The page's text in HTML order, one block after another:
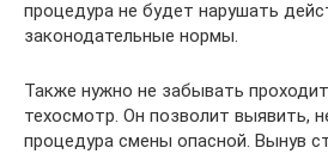
процедура не будет нарушать
законодательные нормы.
Также нужно не забывать
техосмотр. Он позволит выявить,
процедура смены опасной. Вынув